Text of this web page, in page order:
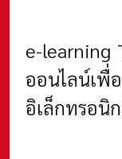
e-learning
ออนไลน์เพื่
อิเล็กทรอนิ